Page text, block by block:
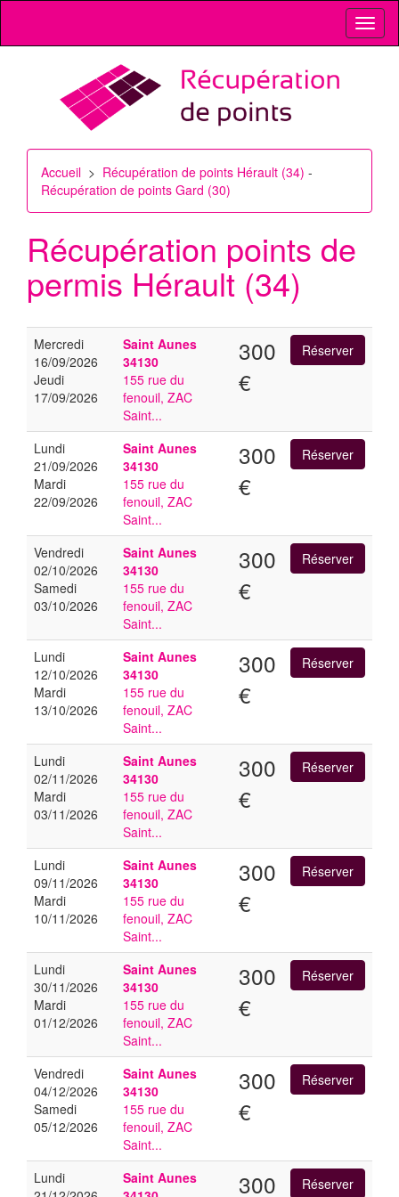
Accueil > Récupération de points Hérault (34) -
Récupération de points Gard (30)
Récupération points de
permis Hérault (34)
Mercredi
16/09/2026
Jeudi
17/09/2026
Saint Aunes
34130
155 rue du
fenouil, ZAC
Saint...
300
€
Lundi
21/09/2026
Mardi
22/09/2026
Saint Aunes
34130
155 rue du
fenouil, ZAC
Saint...
300
€
Vendredi
02/10/2026
Samedi
03/10/2026
Saint Aunes
34130
155 rue du
fenouil, ZAC
Saint...
300
€
Lundi
12/10/2026
Mardi
13/10/2026
Saint Aunes
34130
155 rue du
fenouil, ZAC
Saint...
300
€
Lundi
02/11/2026
Mardi
03/11/2026
Saint Aunes
34130
155 rue du
fenouil, ZAC
Saint...
300
€
Lundi
09/11/2026
Mardi
10/11/2026
Saint Aunes
34130
155 rue du
fenouil, ZAC
Saint...
300
€
Lundi
30/11/2026
Mardi
01/12/2026
Saint Aunes
34130
155 rue du
fenouil, ZAC
Saint...
300
€
Vendredi
04/12/2026
Samedi
05/12/2026
Saint Aunes
34130
155 rue du
fenouil, ZAC
Saint...
300
€
Lundi
Saint Aunes
300